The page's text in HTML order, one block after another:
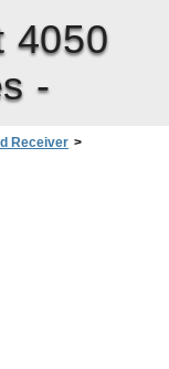
4050
-
Receiver >